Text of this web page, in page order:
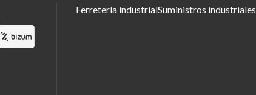
Ferretería industrialSuministros industriales